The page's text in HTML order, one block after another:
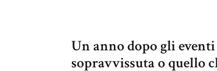
Un anno dopo gli
sopravvissuta o quello